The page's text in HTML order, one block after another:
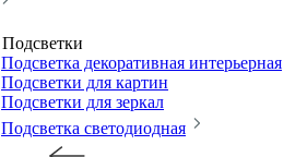
Подсветки
Подсветка декоративная интерьерная
Подсветки для картин
Подсветки для зеркал
Подсветка светодиодная